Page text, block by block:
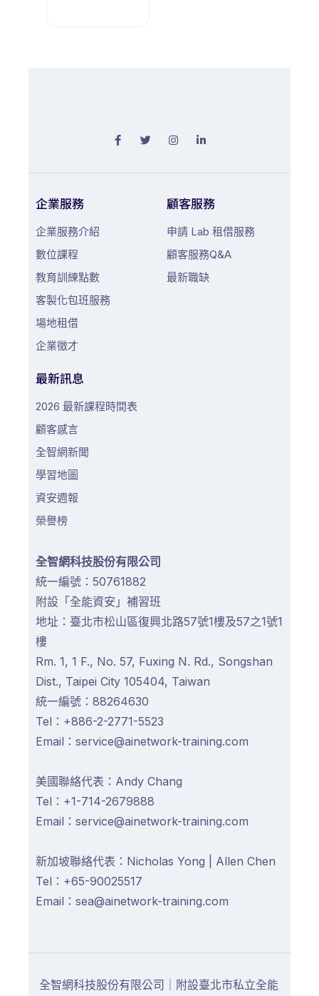
企業服務
企業服務介紹
數位課程
教育訓練點數
客製化包班服務
場地租借
企業徵才
顧客服務
申請 Lab 租借服務
顧客服務Q&A
最新職缺
最新訊息
2026 最新課程時間表
顧客感言
全智網新聞
學習地圖
資安週報
榮譽榜
全智網科技股份有限公司
統一編號：50761882
附設「全能資安」補習班
地址：臺北市松山區復興北路57號1樓及57之1號1
樓
Rm. 1, 1 F., No. 57, Fuxing N. Rd., Songshan
Dist., Taipei City 105404, Taiwan
統一編號：88264630
Tel：+886-2-2771-5523
Email：service@ainetwork-training.com
美國聯絡代表：Andy Chang
Tel：+1-714-2679888
Email：service@ainetwork-training.com
新加坡聯絡代表：Nicholas Yong | Allen Chen
Tel：+65-90025517
Email：sea@ainetwork-training.com
全智網科技股份有限公司｜附設臺北市私立全能